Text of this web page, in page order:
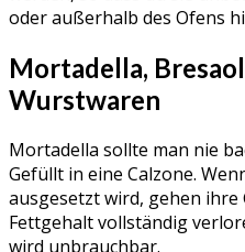
oder außerhalb des Ofens
Mortadella,
Wurstwaren
Mortadella sollte man nie
Gefüllt in eine Calzone.
ausgesetzt wird, gehen
Fettgehalt vollständig
wird unbrauchbar.